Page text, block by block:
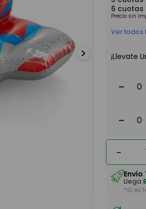
6 cuotas
Precio sin
Ver todos
¡Llevate
－
－
－
Envío
Llega
*Si es